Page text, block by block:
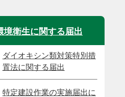
境衛生に関する届出
ダイオキシン類対策特別措
置法に関する届出
特定建設作業の実施届出に